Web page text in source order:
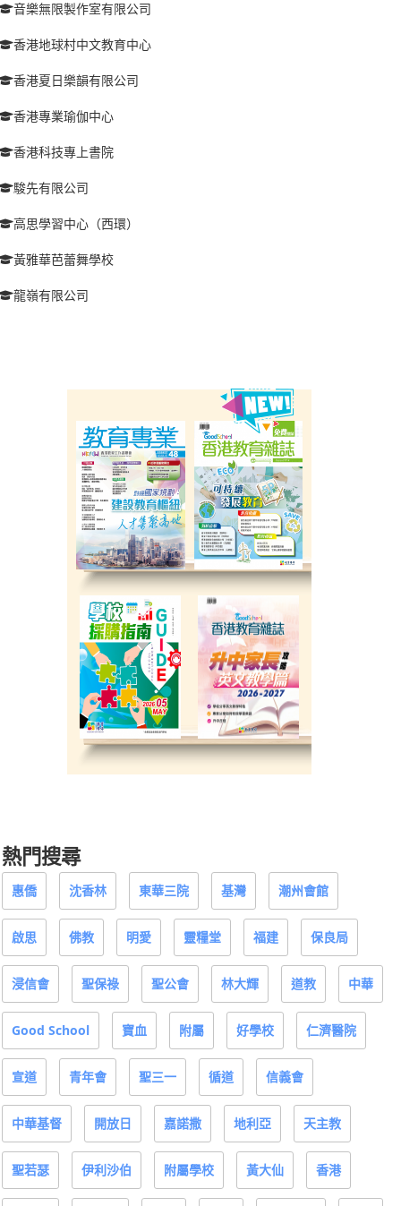
音樂無限製作室有限公司
香港地球村中文教育中心
香港夏日樂韻有限公司
香港專業瑜伽中心
香港科技專上書院
駿先有限公司
高思學習中心（西環）
黃雅華芭蕾舞學校
龍嶺有限公司
熱門搜尋
惠僑 沈香林 東華三院 基灣 潮州會館
啟思 佛教 明愛 靈糧堂 福建 保良局
浸信會 聖保祿 聖公會 林大輝 道教 中華
Good School 寶血 附屬 好學校 仁濟醫院
宣道 青年會 聖三一 循道 信義會
中華基督 開放日 嘉諾撒 地利亞 天主教
聖若瑟 伊利沙伯 附屬學校 黃大仙 香港